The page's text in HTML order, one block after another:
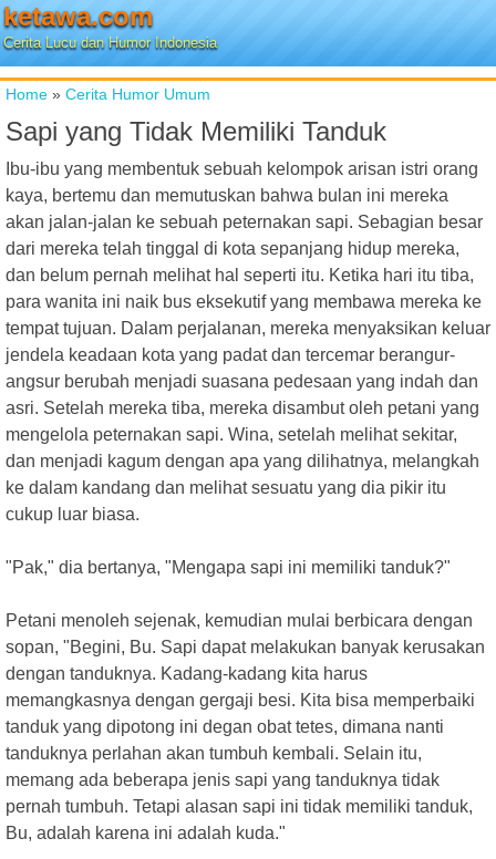
ketawa.com
Cerita Lucu dan Humor Indonesia
Home » Cerita Humor Umum
Sapi yang Tidak Memiliki Tanduk
Ibu-ibu yang membentuk sebuah kelompok arisan istri orang
kaya, bertemu dan memutuskan bahwa bulan ini mereka
akan jalan-jalan ke sebuah peternakan sapi. Sebagian besar
dari mereka telah tinggal di kota sepanjang hidup mereka,
dan belum pernah melihat hal seperti itu. Ketika hari itu tiba,
para wanita ini naik bus eksekutif yang membawa mereka ke
tempat tujuan. Dalam perjalanan, mereka menyaksikan keluar
jendela keadaan kota yang padat dan tercemar berangur-
angsur berubah menjadi suasana pedesaan yang indah dan
asri. Setelah mereka tiba, mereka disambut oleh petani yang
mengelola peternakan sapi. Wina, setelah melihat sekitar,
dan menjadi kagum dengan apa yang dilihatnya, melangkah
ke dalam kandang dan melihat sesuatu yang dia pikir itu
cukup luar biasa.
"Pak," dia bertanya, "Mengapa sapi ini memiliki tanduk?"
Petani menoleh sejenak, kemudian mulai berbicara dengan
sopan, "Begini, Bu. Sapi dapat melakukan banyak kerusakan
dengan tanduknya. Kadang-kadang kita harus
memangkasnya dengan gergaji besi. Kita bisa memperbaiki
tanduk yang dipotong ini degan obat tetes, dimana nanti
tanduknya perlahan akan tumbuh kembali. Selain itu,
memang ada beberapa jenis sapi yang tanduknya tidak
pernah tumbuh. Tetapi alasan sapi ini tidak memiliki tanduk,
Bu, adalah karena ini adalah kuda."